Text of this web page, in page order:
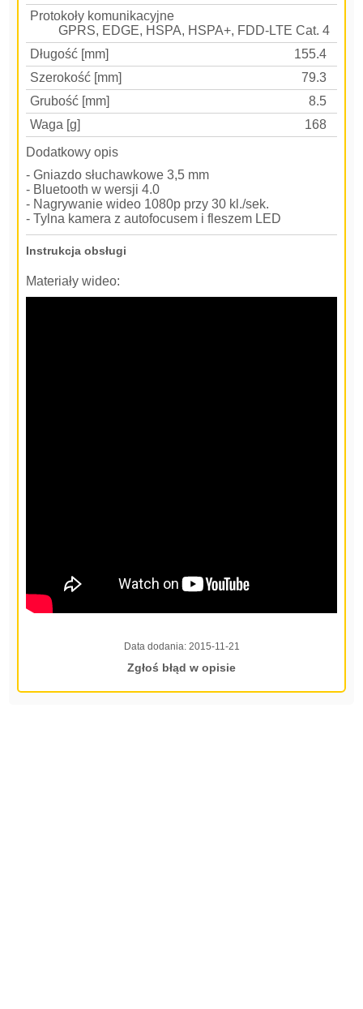
Protokoły komunikacyjne
GPRS, EDGE, HSPA, HSPA+, FDD-LTE Cat. 4
Długość [mm]
155.4
Szerokość [mm]
79.3
Grubość [mm]
8.5
Waga [g]
168
Dodatkowy opis
- Gniazdo słuchawkowe 3,5 mm
- Bluetooth w wersji 4.0
- Nagrywanie wideo 1080p przy 30 kl./sek.
- Tylna kamera z autofocusem i fleszem LED
Instrukcja obsługi
Materiały wideo:
Data dodania: 2015-11-21
Zgłoś błąd w opisie